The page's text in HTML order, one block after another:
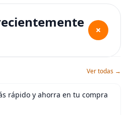
+
Ver todas →
rápido y ahorra en tu compra